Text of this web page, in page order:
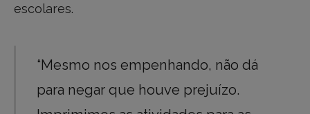
escolares.
“Mesmo nos empenhando, não dá
para negar que houve prejuízo.